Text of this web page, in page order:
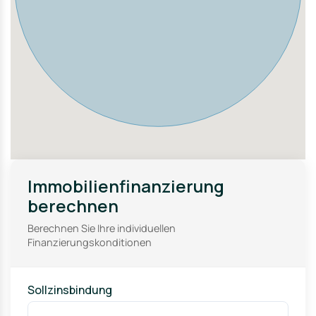
Diese attraktive 3-Zimmer-Wohnung bietet einen
optimalen Grundriss, viel Tageslicht und zahlreiche
Komfortmerkmale. Der große Balkon, die zwei Bäder, der
eigene Stellplatz sowie die zentrale Lage machen dieses
Angebot besonders interessant – sowohl zur
Eigennutzung als auch als Kapitalanlage.
Immobilienfinanzierung
berechnen
Berechnen Sie Ihre individuellen
Finanzierungskonditionen
Sollzinsbindung